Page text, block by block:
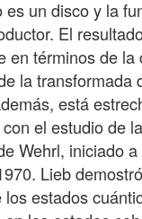
es un disco y la
El
en términos de la
la transformada
está
el estudio de
Wehrl, iniciado
Lieb
los estados